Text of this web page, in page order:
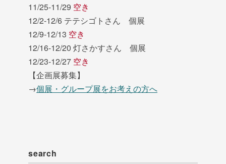
11/25-11/29 空き
12/2-12/6 テテシゴトさん 個展
12/9-12/13 空き
12/16-12/20 灯さかすさん 個展
12/23-12/27 空き
【企画展募集】
→個展・グループ展をお考えの方へ
search